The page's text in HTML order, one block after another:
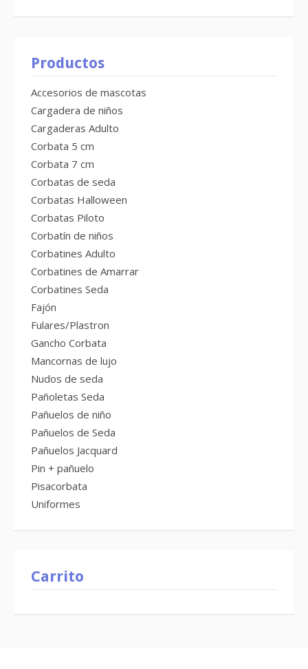
Productos
Accesorios de mascotas
Cargadera de niños
Cargaderas Adulto
Corbata 5 cm
Corbata 7 cm
Corbatas de seda
Corbatas Halloween
Corbatas Piloto
Corbatín de niños
Corbatines Adulto
Corbatines de Amarrar
Corbatines Seda
Fajón
Fulares/Plastron
Gancho Corbata
Mancornas de lujo
Nudos de seda
Pañoletas Seda
Pañuelos de niño
Pañuelos de Seda
Pañuelos Jacquard
Pin + pañuelo
Pisacorbata
Uniformes
Carrito